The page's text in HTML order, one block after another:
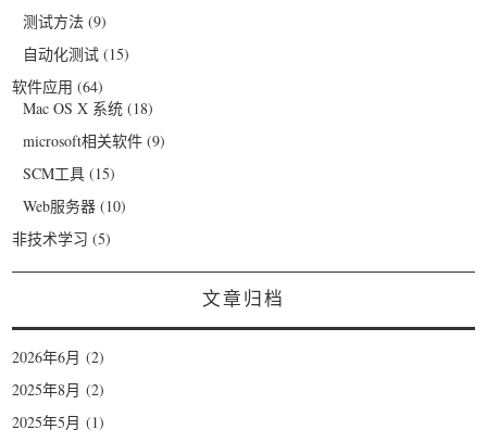
测试方法 (9)
自动化测试 (15)
软件应用 (64)
Mac OS X 系统 (18)
microsoft相关软件 (9)
SCM工具 (15)
Web服务器 (10)
非技术学习 (5)
文章归档
2026年6月 (2)
2025年8月 (2)
2025年5月 (1)